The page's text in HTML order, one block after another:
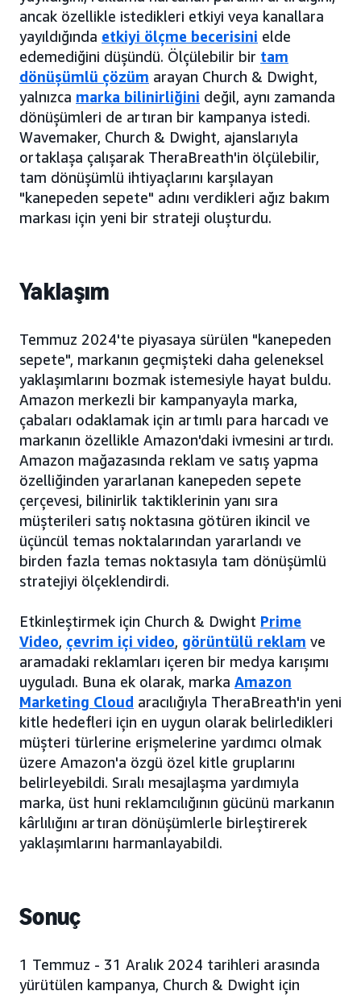
ancak özellikle istedikleri etkiyi veya kanallara
yayıldığında etkiyi ölçme becerisini elde
edemediğini düşündü. Ölçülebilir bir tam
dönüşümlü çözüm arayan Church & Dwight,
yalnızca marka bilinirliğini değil, aynı zamanda
dönüşümleri de artıran bir kampanya istedi.
Wavemaker, Church & Dwight, ajanslarıyla
ortaklaşa çalışarak TheraBreath'in ölçülebilir,
tam dönüşümlü ihtiyaçlarını karşılayan
"kanepeden sepete" adını verdikleri ağız bakım
markası için yeni bir strateji oluşturdu.
Yaklaşım
Temmuz 2024'te piyasaya sürülen "kanepeden
sepete", markanın geçmişteki daha geleneksel
yaklaşımlarını bozmak istemesiyle hayat buldu.
Amazon merkezli bir kampanyayla marka,
çabaları odaklamak için artımlı para harcadı ve
markanın özellikle Amazon'daki ivmesini artırdı.
Amazon mağazasında reklam ve satış yapma
özelliğinden yararlanan kanepeden sepete
çerçevesi, bilinirlik taktiklerinin yanı sıra
müşterileri satış noktasına götüren ikincil ve
üçüncül temas noktalarından yararlandı ve
birden fazla temas noktasıyla tam dönüşümlü
stratejiyi ölçeklendirdi.
Etkinleştirmek için Church & Dwight Prime
Video, çevrim içi video, görüntülü reklam ve
aramadaki reklamları içeren bir medya karışımı
uyguladı. Buna ek olarak, marka Amazon
Marketing Cloud aracılığıyla TheraBreath'in yeni
kitle hedefleri için en uygun olarak belirledikleri
müşteri türlerine erişmelerine yardımcı olmak
üzere Amazon'a özgü özel kitle gruplarını
belirleyebildi. Sıralı mesajlaşma yardımıyla
marka, üst huni reklamcılığının gücünü markanın
kârlılığını artıran dönüşümlerle birleştirerek
yaklaşımlarını harmanlayabildi.
Sonuç
1 Temmuz - 31 Aralık 2024 tarihleri arasında
yürütülen kampanya, Church & Dwight için